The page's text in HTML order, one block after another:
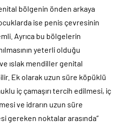
bölgenin önden arkaya
ise penis çevresinin
Ayrıca bu bölgelerin
yeterli olduğu
ıslak mendiller genital
Ek olarak uzun süre köpüklü
iç çamaşırı tercih edilmesi, iç
ve idrarın uzun süre
gereken noktalar arasında”